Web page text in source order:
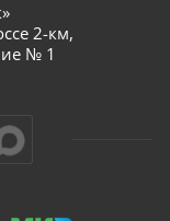
2-км,
№ 1